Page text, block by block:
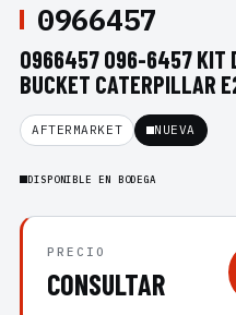
0966457
0966457 096-6457 KIT
BUCKET CATERPILLAR
AFTERMARKET NUEVA
DISPONIBLE EN BODEGA
PRECIO
CONSULTAR